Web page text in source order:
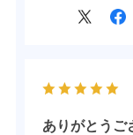
ありがとうご